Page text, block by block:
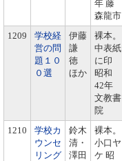
年 藤
森龍市
1209
学校経
営の問
題１０
０選
伊藤
謙
徳
ほか
裸本。
中表紙
に印
昭和
42年
文教書
院
1210
学校カ
ウンセ
リング
鈴木
清・
澤田
裸本。
小口ヤ
ケ 昭